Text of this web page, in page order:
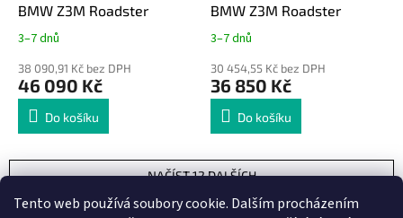
Tento web používá soubory cookie. Dalším procházením
BMW Z3M Roadster
3–7 dnů
38 090,91 Kč bez DPH
46 090 Kč
Do košíku
BMW Z3M Roadster
3–7 dnů
30 454,55 Kč bez DPH
36 850 Kč
Do košíku
NAČÍST 12 DALŠÍCH
S
t
1 6